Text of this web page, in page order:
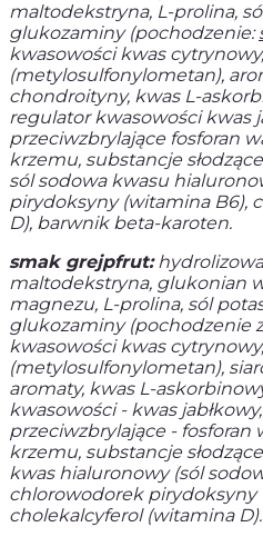
maltodekstryna, L-prolina,
glukozaminy (pochodzenie:
kwasowości kwas
(metylosulfonylometan),
chondroityny, kwas L-
regulator kwasowości kwas
przeciwzbrylające fosforan
krzemu, substancje
sól sodowa kwasu
pirydoksyny (witamina B6),
D), barwnik beta-karoten.
smak grejpfrut:
maltodekstryna, glukonian
magnezu, L-prolina, sól
glukozaminy (pochodzenie
kwasowości kwas
(metylosulfonylometan),
aromaty, kwas L-
kwasowości - kwas
przeciwzbrylające -
krzemu, substancje
kwas hialuronowy (sól
chlorowodorek pirydoksyny
cholekalcyferol (witamina D).